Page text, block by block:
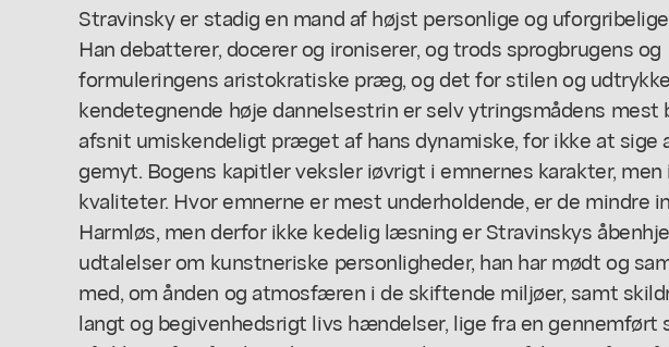
Stravinsky er stadig en mand af højst personlige og
Han debatterer, docerer og ironiserer, og trods sprogbrugens og
formuleringens aristokratiske præg, og det for stilen og
kendetegnende høje dannelsestrin er selv ytringsmådens mest
afsnit umiskendeligt præget af hans dynamiske, for ikke at sige
gemyt. Bogens kapitler veksler iøvrigt i emnernes karakter, men
kvaliteter. Hvor emnerne er mest underholdende, er de mindre
Harmløs, men derfor ikke kedelig læsning er Stravinskys
udtalelser om kunstneriske personligheder, han har mødt og
med, om ånden og atmosfæren i de skiftende miljøer, samt
langt og begivenhedsrigt livs hændelser, lige fra en gennemført